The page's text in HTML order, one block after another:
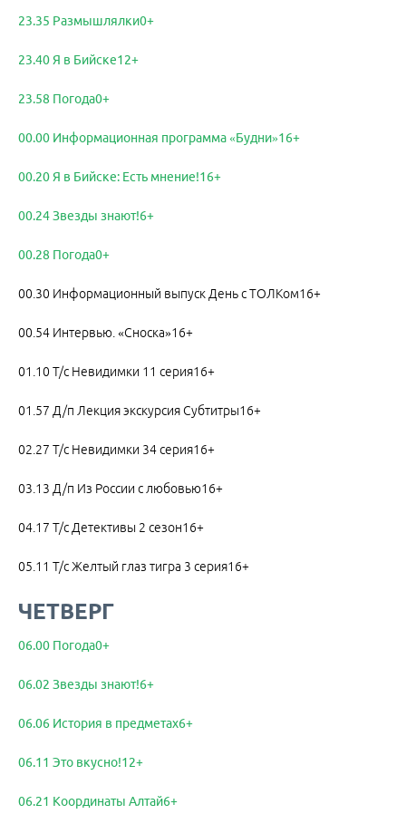
23.35 Размышлялки0+
23.40 Я в Бийске12+
23.58 Погода0+
00.00 Информационная программа «Будни»16+
00.20 Я в Бийске: Есть мнение!16+
00.24 Звезды знают!6+
00.28 Погода0+
00.30 Информационный выпуск День с ТОЛКом16+
00.54 Интервью. «Сноска»16+
01.10 Т/с Невидимки 11 серия16+
01.57 Д/п Лекция экскурсия Субтитры16+
02.27 Т/с Невидимки 34 серия16+
03.13 Д/п Из России с любовью16+
04.17 Т/с Детективы 2 сезон16+
05.11 Т/с Желтый глаз тигра 3 серия16+
ЧЕТВЕРГ
06.00 Погода0+
06.02 Звезды знают!6+
06.06 История в предметах6+
06.11 Это вкусно!12+
06.21 Координаты Алтай6+